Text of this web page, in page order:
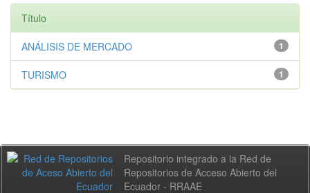
Título
1
ANÁLISIS DE MERCADO
1
TURISMO
Repositorio integrado a la Red de
Repositorios de Acceso Abierto del
Ecuador - RRAAE